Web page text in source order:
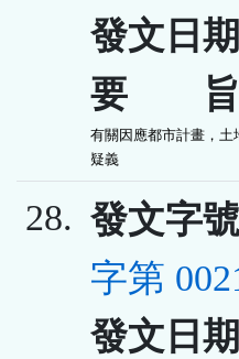
發文日期
要 旨
有關因應都市計畫，
疑義
28. 發文字號
字第
發文日期